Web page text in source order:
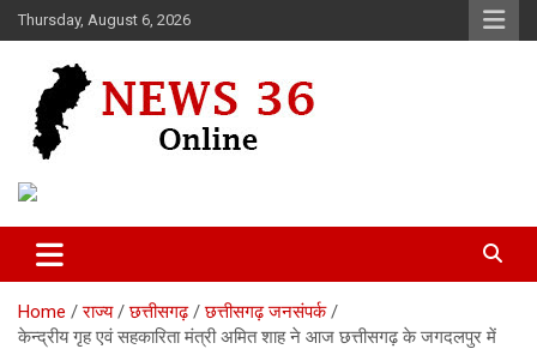
Skip
to
Thursday, August 6, 2026
News 36
Home राज्य छत्तीसगढ़
छत्तीसगढ़ जनसंपर्क
केन्द्रीय गृह एवं सहकारिता मंत्री अमित शाह ने आज छत्तीसगढ़ के जगदलपुर में